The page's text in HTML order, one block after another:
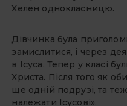
Хелен однокласницю.
Дівчинка була
замислитися, і через
в Iсуса. Тепер у класі
Христа. Після того як
ще одній подрузі, та
належати Iсусові».